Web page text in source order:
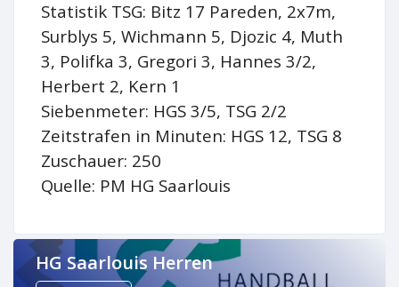
Statistik TSG: Bitz 17 Pareden, 2x7m,
Surblys 5, Wichmann 5, Djozic 4, Muth
3, Polifka 3, Gregori 3, Hannes 3/2,
Herbert 2, Kern 1
Siebenmeter: HGS 3/5, TSG 2/2
Zeitstrafen in Minuten: HGS 12, TSG 8
Zuschauer: 250
Quelle: PM HG Saarlouis
HG Saarlouis Herren